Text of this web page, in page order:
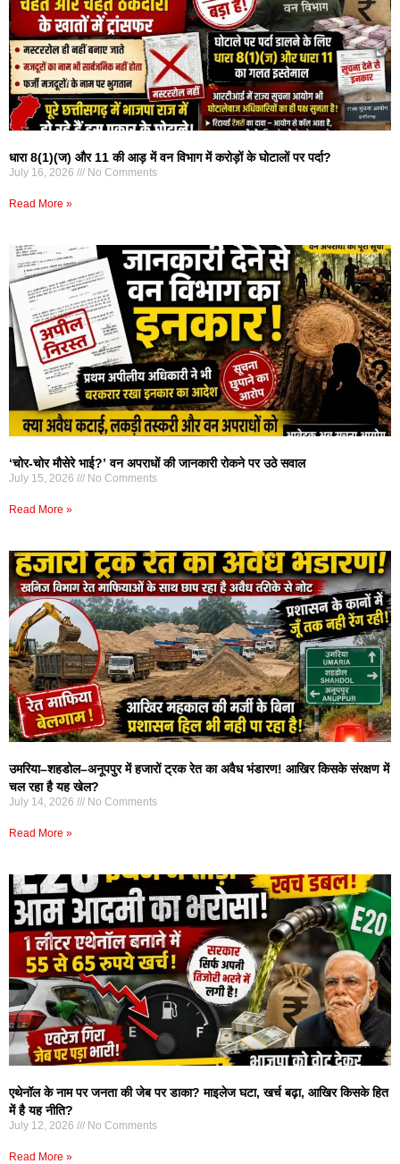
धारा 8(1)(ज) और 11 की आड़ में वन विभाग में करोड़ों के घोटालों पर पर्दा?
July 16, 2026 No Comments
Read More »
‘चोर-चोर मौसेरे भाई?’ वन अपराधों की जानकारी रोकने पर उठे सवाल
July 15, 2026 No Comments
Read More »
उमरिया–शहडोल–अनूपपुर में हजारों ट्रक रेत का अवैध भंडारण! आखिर किसके संरक्षण में
चल रहा है यह खेल?
July 14, 2026 No Comments
Read More »
एथेनॉल के नाम पर जनता की जेब पर डाका? माइलेज घटा, खर्च बढ़ा, आखिर किसके हित
में है यह नीति?
July 12, 2026 No Comments
Read More »